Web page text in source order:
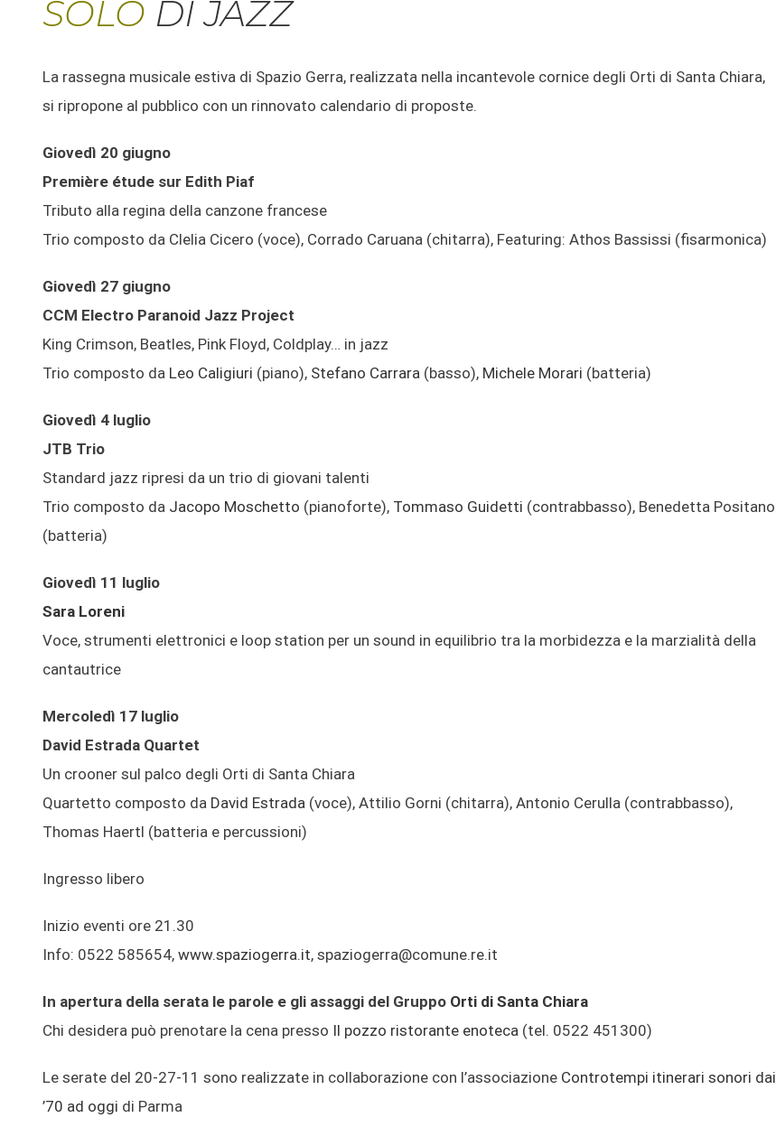
SOLO DI JAZZ
La rassegna musicale estiva di Spazio Gerra, realizzata nella incantevole cornice degli Orti di Santa Chiara,
si ripropone al pubblico con un rinnovato calendario di proposte.
Giovedì 20 giugno
Première étude sur Edith Piaf
Tributo alla regina della canzone francese
Trio composto da Clelia Cicero (voce), Corrado Caruana (chitarra), Featuring: Athos Bassissi (fisarmonica)
Giovedì 27 giugno
CCM Electro Paranoid Jazz Project
King Crimson, Beatles, Pink Floyd, Coldplay… in jazz
Trio composto da Leo Caligiuri (piano), Stefano Carrara (basso), Michele Morari (batteria)
Giovedì 4 luglio
JTB Trio
Standard jazz ripresi da un trio di giovani talenti
Trio composto da Jacopo Moschetto (pianoforte), Tommaso Guidetti (contrabbasso), Benedetta Positano
(batteria)
Giovedì 11 luglio
Sara Loreni
Voce, strumenti elettronici e loop station per un sound in equilibrio tra la morbidezza e la marzialità della
cantautrice
Mercoledì 17 luglio
David Estrada Quartet
Un crooner sul palco degli Orti di Santa Chiara
Quartetto composto da David Estrada (voce), Attilio Gorni (chitarra), Antonio Cerulla (contrabbasso),
Thomas Haertl (batteria e percussioni)
Ingresso libero
Inizio eventi ore 21.30
Info: 0522 585654, www.spaziogerra.it, spaziogerra@comune.re.it
In apertura della serata le parole e gli assaggi del Gruppo Orti di Santa Chiara
Chi desidera può prenotare la cena presso Il pozzo ristorante enoteca (tel. 0522 451300)
Le serate del 20-27-11 sono realizzate in collaborazione con l’associazione Controtempi itinerari sonori dai
’70 ad oggi di Parma